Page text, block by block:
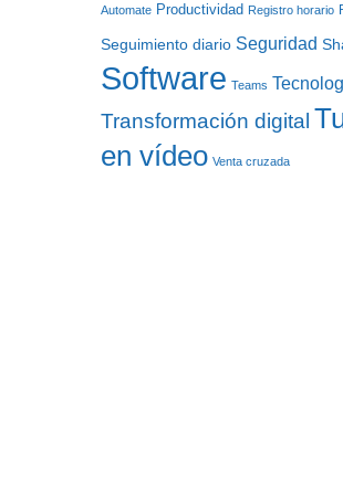
Automate Productividad Registro horario
Seguimiento diario Seguridad
Software Teams
Transformación digital
en vídeo Venta cruzada